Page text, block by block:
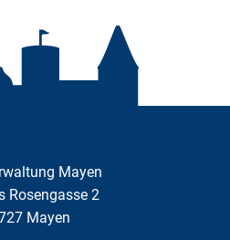
Mayen
Rosengasse 2
Mayen